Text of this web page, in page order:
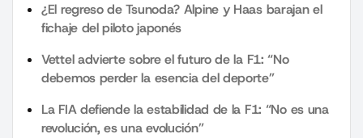
¿El regreso de Tsunoda? Alpine y Haas barajan el
fichaje del piloto japonés
Vettel advierte sobre el futuro de la F1: “No
debemos perder la esencia del deporte”
La FIA defiende la estabilidad de la F1: “No es una
revolución, es una evolución”